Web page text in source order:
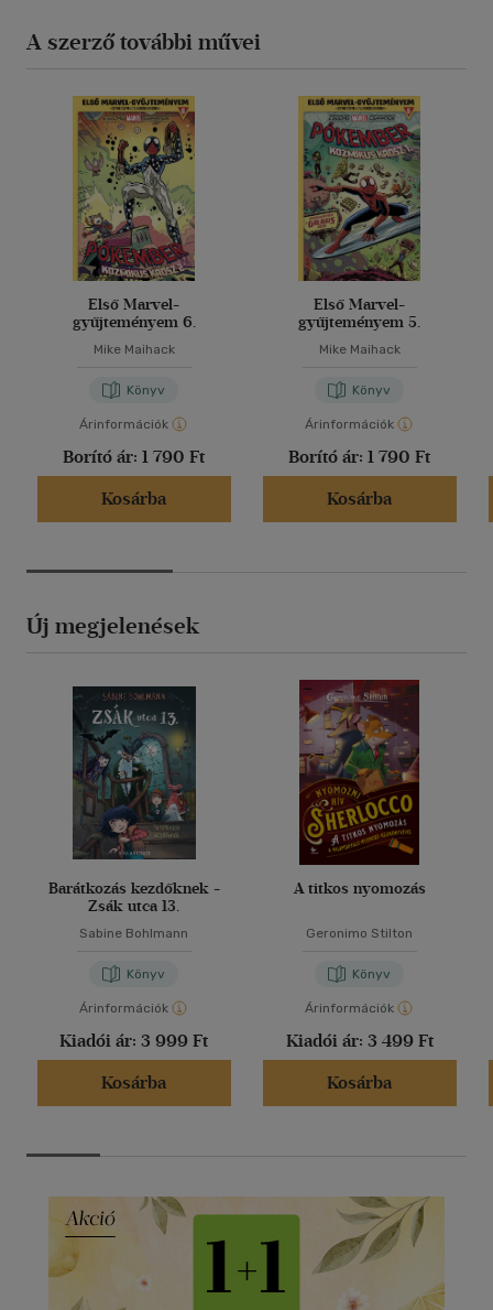
A szerző további művei
Első Marvel-
gyűjteményem 6.
Mike Maihack
Könyv
Árinformációk
Borító ár: 1 790 Ft
Kosárba
Első Marvel-
gyűjteményem 5.
Mike Maihack
Könyv
Árinformációk
Borító ár: 1 790 Ft
Kosárba
Új megjelenések
Barátkozás kezdőknek -
Zsák utca 13.
Sabine Bohlmann
Könyv
Árinformációk
Kiadói ár: 3 999 Ft
Kosárba
A titkos nyomozás
Geronimo Stilton
Könyv
Árinformációk
Kiadói ár: 3 499 Ft
Kosárba